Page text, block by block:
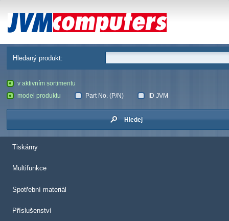
JVM Computers
Hledaný produkt:
v aktivním sortimentu
model produktu
Part No. (P/N) ID JVM
Hledej
Tiskárny
Multifunkce
Spotřební materiál
Příslušenství